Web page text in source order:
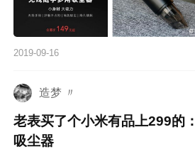
2019-09-16
造梦 〃
老表买了个小米有品上299的
吸尘器